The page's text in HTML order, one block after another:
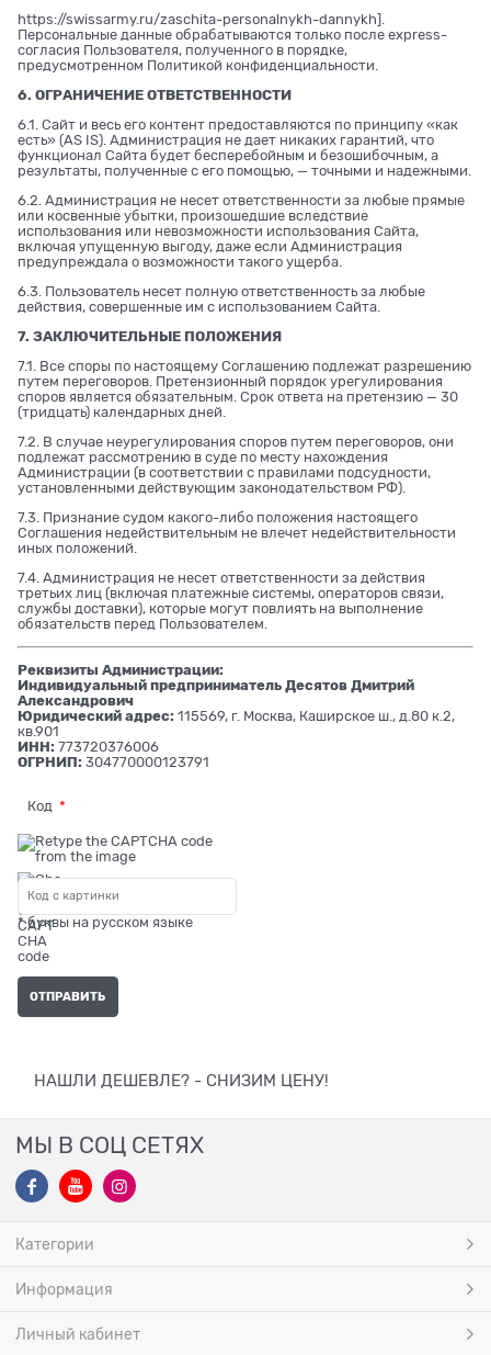
https://swissarmy.ru/zaschita-personalnykh-dannykh].
Персональные данные обрабатываются только после express-
согласия Пользователя, полученного в порядке,
предусмотренном Политикой конфиденциальности.
6. ОГРАНИЧЕНИЕ ОТВЕТСТВЕННОСТИ
6.1. Сайт и весь его контент предоставляются по принципу «как
есть» (AS IS). Администрация не дает никаких гарантий, что
функционал Сайта будет бесперебойным и безошибочным, а
результаты, полученные с его помощью, — точными и надежными.
6.2. Администрация не несет ответственности за любые прямые
или косвенные убытки, произошедшие вследствие
использования или невозможности использования Сайта,
включая упущенную выгоду, даже если Администрация
предупреждала о возможности такого ущерба.
6.3. Пользователь несет полную ответственность за любые
действия, совершенные им с использованием Сайта.
7. ЗАКЛЮЧИТЕЛЬНЫЕ ПОЛОЖЕНИЯ
7.1. Все споры по настоящему Соглашению подлежат разрешению
путем переговоров. Претензионный порядок урегулирования
споров является обязательным. Срок ответа на претензию — 30
(тридцать) календарных дней.
7.2. В случае неурегулирования споров путем переговоров, они
подлежат рассмотрению в суде по месту нахождения
Администрации (в соответствии с правилами подсудности,
установленными действующим законодательством РФ).
7.3. Признание судом какого-либо положения настоящего
Соглашения недействительным не влечет недействительности
иных положений.
7.4. Администрация не несет ответственности за действия
третьих лиц (включая платежные системы, операторов связи,
службы доставки), которые могут повлиять на выполнение
обязательств перед Пользователем.
Реквизиты Администрации:
Индивидуальный предприниматель Десятов Дмитрий
Александрович
Юридический адрес: 115569, г. Москва, Каширское ш., д.80 к.2,
кв.901
ИНН: 773720376006
ОГРНИП: 304770000123791
Код
* буквы на русском языке
НАШЛИ ДЕШЕВЛЕ? - СНИЗИМ ЦЕНУ!
МЫ В СОЦ СЕТЯХ
Категории
Информация
Личный кабинет